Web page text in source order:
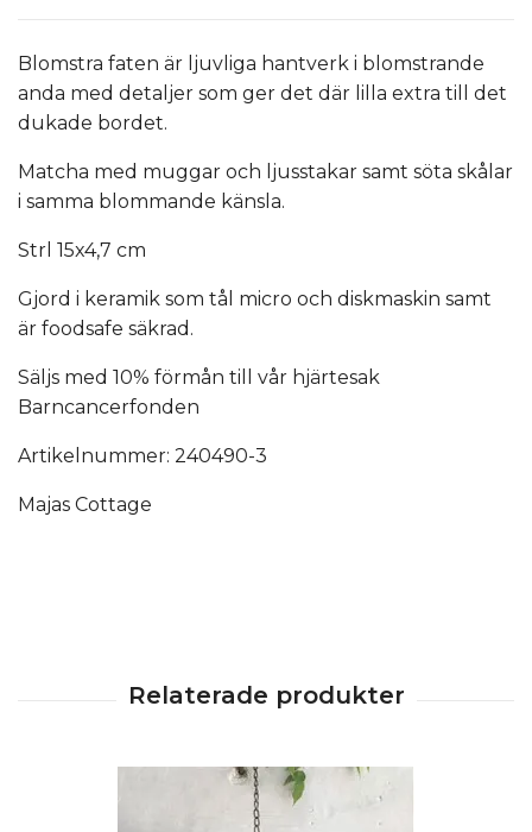
Blomstra faten är ljuvliga hantverk i blomstrande
anda med detaljer som ger det där lilla extra till det
dukade bordet.
Matcha med muggar och ljusstakar samt söta skålar
i samma blommande känsla.
Strl 15x4,7 cm
Gjord i keramik som tål micro och diskmaskin samt
är foodsafe säkrad.
Säljs med 10% förmån till vår hjärtesak
Barncancerfonden
Artikelnummer: 240490-3
Majas Cottage